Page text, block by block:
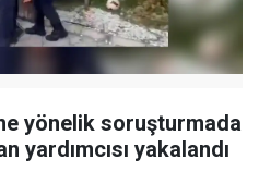
yönelik soruşturmada
yardımcısı yakalandı